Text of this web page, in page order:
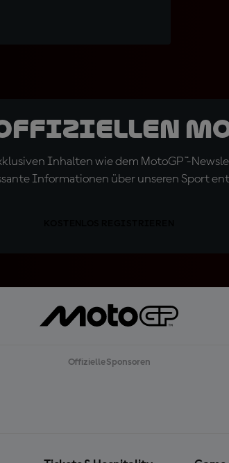
offiziellen
Inhalten wie dem MotoGP™-
Informationen über unseren Sport
Offizielle Sponsoren